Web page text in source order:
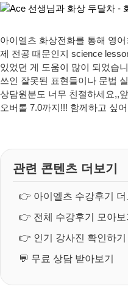
아이엘츠 화상전화를 통해 영
제 전공 때문인지 science
있었던 게 도움이 많이 되었습
쓰인 잘못된 표현들이나 문법
상담원분도 너무 친절하세요,,
오버롤 7.0까지!!! 함께하고 싶
관련 콘텐츠 더보기
👉 아이엘츠 수강후기 더
👉 전체 수강후기 모아보
👉 인기 강사진 확인하기
💬 무료 상담 받아보기